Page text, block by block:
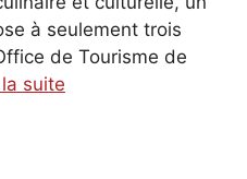
à seulement trois
de Tourisme de
suite